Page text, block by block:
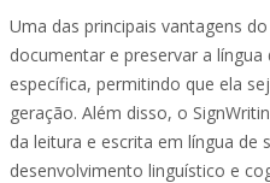
Uma das principais vantagens
documentar e preservar a
específica, permitindo que ela
geração. Além disso, o
da leitura e escrita em língua de
desenvolvimento linguístico e